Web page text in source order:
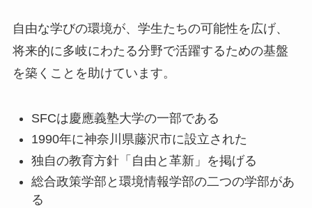
自由な学びの環境が、学生たちの可能性を広げ、
将来的に多岐にわたる分野で活躍するための基盤
を築くことを助けています。
SFCは慶應義塾大学の一部である
1990年に神奈川県藤沢市に設立された
独自の教育方針「自由と革新」を掲げる
総合政策学部と環境情報学部の二つの学部があ
る